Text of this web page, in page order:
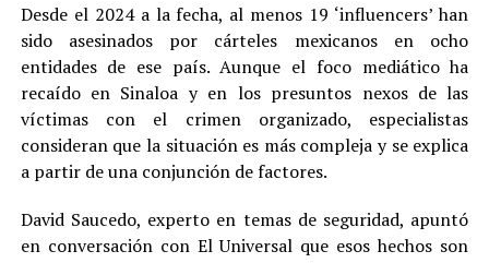
Desde el 2024 a la fecha, al menos 19 ‘influencers’ han
sido asesinados por cárteles mexicanos en ocho
entidades de ese país. Aunque el foco mediático ha
recaído en Sinaloa y en los presuntos nexos de las
víctimas con el crimen organizado, especialistas
consideran que la situación es más compleja y se explica
a partir de una conjunción de factores.
David Saucedo, experto en temas de seguridad, apuntó
en conversación con El Universal que esos hechos son